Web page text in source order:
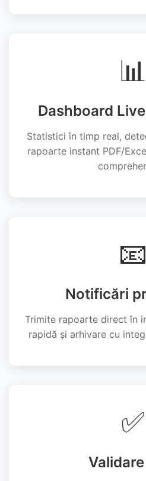
📊
Dashboard
Statistici în timp real,
rapoarte instant PDF/
📧
Notificări
Trimite rapoarte direct în
rapidă și arhivare cu
✅